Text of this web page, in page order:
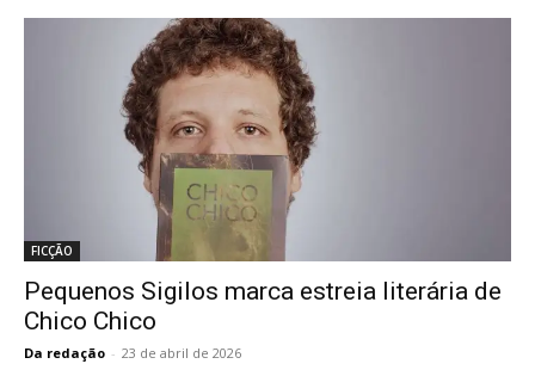
FICÇÃO
Pequenos Sigilos marca estreia literária de
Chico Chico
Da redação - 23 de abril de 2026